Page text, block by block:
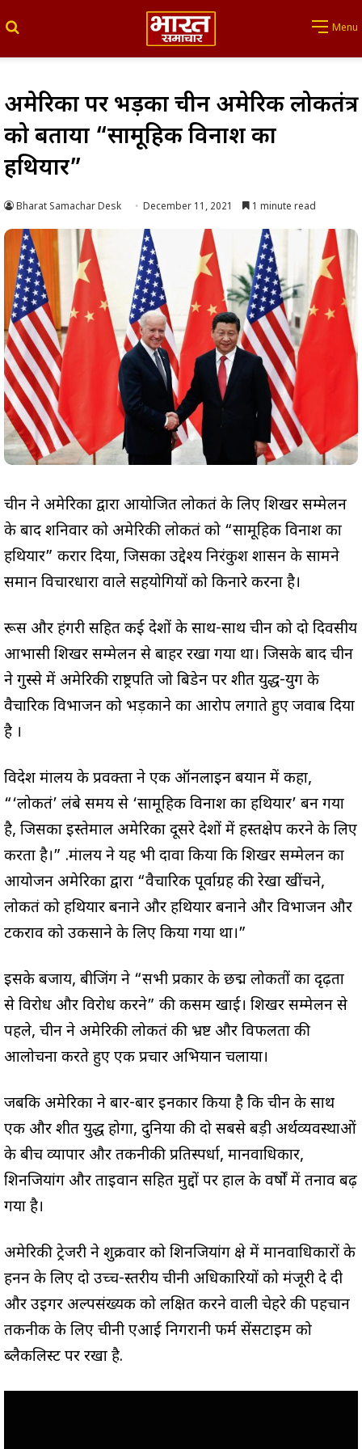
Menu
अमेरिका पर भड़का चीन अमेरिकी लोकतंत्र
को बताया “सामूहिक विनाश का
हथियार”
Bharat Samachar Desk December 11, 2021 1 minute read
चीन ने अमेरिका द्वारा आयोजित लोकतंत्र के लिए शिखर सम्मेलन
के बाद शनिवार को अमेरिकी लोकतंत्र को “सामूहिक विनाश का
हथियार” करार दिया, जिसका उद्देश्य निरंकुश शासन के सामने
समान विचारधारा वाले सहयोगियों को किनारे करना है।
रूस और हंगरी सहित कई देशों के साथ-साथ चीन को दो दिवसीय
आभासी शिखर सम्मेलन से बाहर रखा गया था। जिसके बाद चीन
ने गुस्से में अमेरिकी राष्ट्रपति जो बिडेन पर शीत युद्ध-युग के
वैचारिक विभाजन को भड़काने का आरोप लगाते हुए जवाब दिया
है ।
विदेश मंत्रालय के प्रवक्ता ने एक ऑनलाइन बयान में कहा,
“‘लोकतंत्र’ लंबे समय से ‘सामूहिक विनाश का हथियार’ बन गया
है, जिसका इस्तेमाल अमेरिका दूसरे देशों में हस्तक्षेप करने के लिए
करता है।” .मंत्रालय ने यह भी दावा किया कि शिखर सम्मेलन का
आयोजन अमेरिका द्वारा “वैचारिक पूर्वाग्रह की रेखा खींचने,
लोकतंत्र को हथियार बनाने और हथियार बनाने और विभाजन और
टकराव को उकसाने के लिए किया गया था।”
इसके बजाय, बीजिंग ने “सभी प्रकार के छद्म लोकतंत्रों का दृढ़ता
से विरोध और विरोध करने” की कसम खाई। शिखर सम्मेलन से
पहले, चीन ने अमेरिकी लोकतंत्र की भ्रष्ट और विफलता की
आलोचना करते हुए एक प्रचार अभियान चलाया।
जबकि अमेरिका ने बार-बार इनकार किया है कि चीन के साथ
एक और शीत युद्ध होगा, दुनिया की दो सबसे बड़ी अर्थव्यवस्थाओं
के बीच व्यापार और तकनीकी प्रतिस्पर्धा, मानवाधिकार,
शिनजियांग और ताइवान सहित मुद्दों पर हाल के वर्षों में तनाव बढ़
गया है।
अमेरिकी ट्रेजरी ने शुक्रवार को शिनजियांग क्षेत्र में मानवाधिकारों के
हनन के लिए दो उच्च-स्तरीय चीनी अधिकारियों को मंजूरी दे दी
और उइगर अल्पसंख्यक को लक्षित करने वाली चेहरे की पहचान
तकनीक के लिए चीनी एआई निगरानी फर्म सेंसटाइम को
ब्लैकलिस्ट पर रखा है.